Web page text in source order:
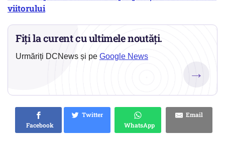
viitorului
Fiți la curent cu ultimele noutăți.
Urmăriți DCNews și pe Google News
→
Facebook
Twitter
WhatsApp
Email